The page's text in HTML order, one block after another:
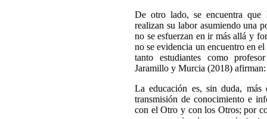
De otro lado, se encuentra que
realizan su labor asumiendo una
no se esfuerzan en ir más allá y
no se evidencia un encuentro en
tanto estudiantes como
Jaramillo y Murcia (2018) afirman:
La educación es, sin duda, más
transmisión de conocimiento e
con el Otro y con los Otros; por